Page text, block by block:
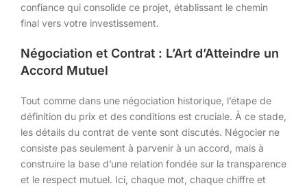
confiance qui consolide ce projet, établissant le chemin
final vers votre investissement.
Négociation et Contrat : L’Art d’Atteindre un
Accord Mutuel
Tout comme dans une négociation historique, l’étape de
définition du prix et des conditions est cruciale. À ce stade,
les détails du contrat de vente sont discutés. Négocier ne
consiste pas seulement à parvenir à un accord, mais à
construire la base d’une relation fondée sur la transparence
et le respect mutuel. Ici, chaque mot, chaque chiffre et